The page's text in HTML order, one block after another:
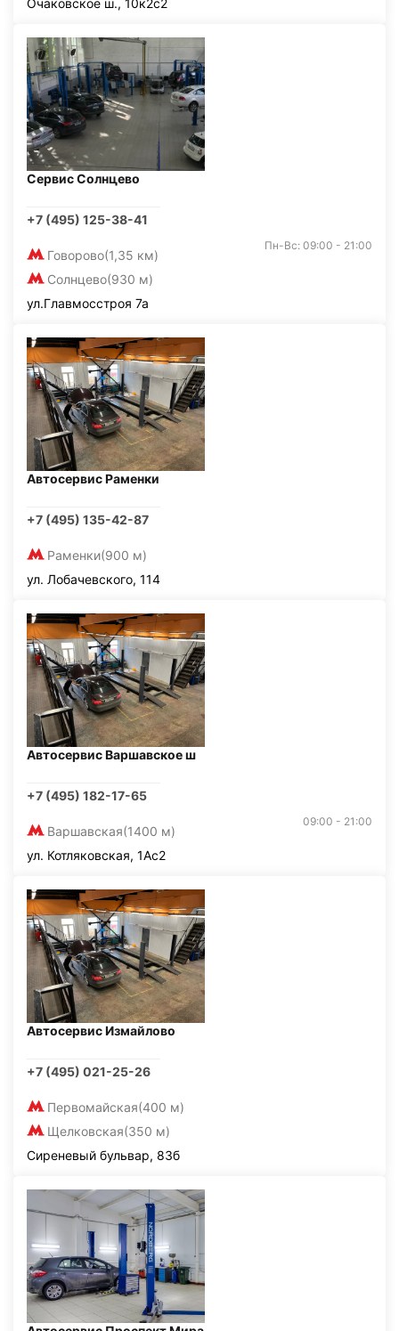
Очаковское ш., 10к2с2
Сервис Солнцево
+7 (495) 125-38-41
Говорово(1,35 км)
Солнцево(930 м)
Пн-Вс: 09:00 - 21:00
ул.Главмосстроя 7а
Автосервис Раменки
+7 (495) 135-42-87
Раменки(900 м)
ул. Лобачевского, 114
Автосервис Варшавское ш
+7 (495) 182-17-65
Варшавская(1400 м)
09:00 - 21:00
ул. Котляковская, 1Ас2
Автосервис Измайлово
+7 (495) 021-25-26
Первомайская(400 м)
Щелковская(350 м)
Сиреневый бульвар, 83б